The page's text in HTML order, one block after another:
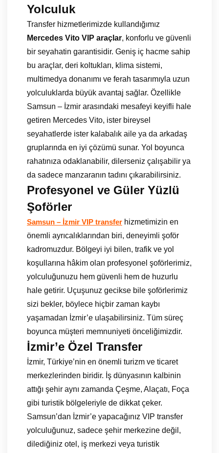
Yolculuk
Transfer hizmetlerimizde kullandığımız
Mercedes Vito VIP araçlar, konforlu ve güvenli
bir seyahatin garantisidir. Geniş iç hacme sahip
bu araçlar, deri koltukları, klima sistemi,
multimedya donanımı ve ferah tasarımıyla uzun
yolculuklarda büyük avantaj sağlar. Özellikle
Samsun – İzmir arasındaki mesafeyi keyifli hale
getiren Mercedes Vito, ister bireysel
seyahatlerde ister kalabalık aile ya da arkadaş
gruplarında en iyi çözümü sunar. Yol boyunca
rahatınıza odaklanabilir, dilerseniz çalışabilir ya
da sadece manzaranın tadını çıkarabilirsiniz.
Profesyonel ve Güler Yüzlü
Şoförler
Samsun – İzmir VIP transfer hizmetimizin en
önemli ayrıcalıklarından biri, deneyimli şoför
kadromuzdur. Bölgeyi iyi bilen, trafik ve yol
koşullarına hâkim olan profesyonel şoförlerimiz,
yolculuğunuzu hem güvenli hem de huzurlu
hale getirir. Uçuşunuz gecikse bile şoförlerimiz
sizi bekler, böylece hiçbir zaman kaybı
yaşamadan İzmir’e ulaşabilirsiniz. Tüm süreç
boyunca müşteri memnuniyeti önceliğimizdir.
İzmir’e Özel Transfer
İzmir, Türkiye’nin en önemli turizm ve ticaret
merkezlerinden biridir. İş dünyasının kalbinin
attığı şehir aynı zamanda Çeşme, Alaçatı, Foça
gibi turistik bölgeleriyle de dikkat çeker.
Samsun’dan İzmir’e yapacağınız VIP transfer
yolculuğunuz, sadece şehir merkezine değil,
dilediğiniz otel, iş merkezi veya turistik